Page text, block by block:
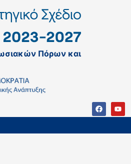
Πόρων και